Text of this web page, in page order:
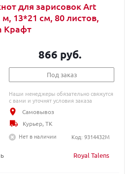
для зарисовок Art
13*21 см, 80 листов,
Крафт
Royal Talens
866 руб.
Под заказ
Наши менеджеры обязательно свяжутся
с вами и уточнят условия заказа
Самовывоз
Курьер, ТК
Нет в наличии
Код: 9314432M